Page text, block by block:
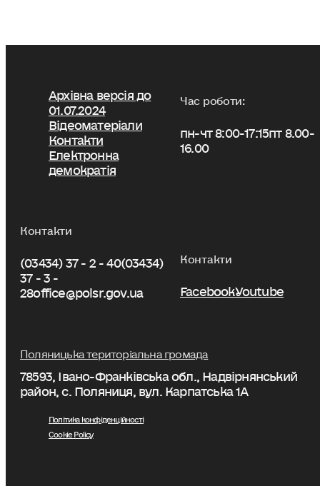
Архівна версія до
01.07.2024
Відеоматеріали
Контакти
Електронна
демократія
Час роботи:
пн-чт 8:00-17:15пт 8.00-
16.00
Контакти
(03434) 37 - 2 - 40(03434)
37 - 3 -
28office@polsr.gov.ua
Контакти
FacebookYoutube
Поляницька територіальна громада
78593, Івано-Франківська обл., Надвірнянський
район, с. Поляниця, вул. Карпатська 1А
Політика конфіденційності
Cookie Policy